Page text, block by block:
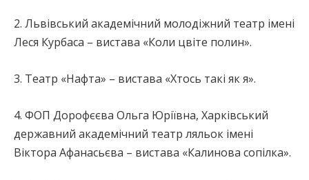
2. Львівський академічний молодіжний театр імені
Леся Курбаса – вистава «Коли цвіте полин».
3. Театр «Нафта» – вистава «Хтось такі як я».
4. ФОП Дорофєєва Ольга Юріївна, Харківський
державний академічний театр ляльок імені
Віктора Афанасьєва – вистава «Калинова сопілка».